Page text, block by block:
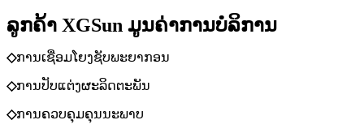
ລູກຄ້າ XGSun ມູນຄ່າການບໍລິການ
◇ການເຊື່ອມໂຍງຊັບພະຍາກອນ
◇ການປັບແຕ່ງຜະລິດຕະພັນ
◇ການຄວບຄຸມຄຸນນະພາບ